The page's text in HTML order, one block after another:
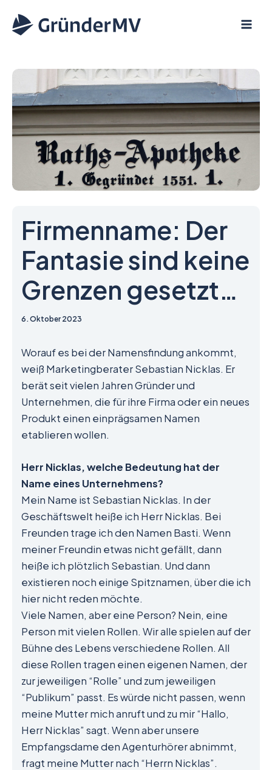
Inhalt
Firmenname: Der
Fantasie sind keine
Grenzen gesetzt…
6. Oktober 2023
Worauf es bei der Namensfindung ankommt,
weiß Marketingberater Sebastian Nicklas. Er
berät seit vielen Jahren Gründer und
Unternehmen, die für ihre Firma oder ein neues
Produkt einen einprägsamen Namen
etablieren wollen.
Herr Nicklas, welche Bedeutung hat der
Name eines Unternehmens?
Mein Name ist Sebastian Nicklas. In der
Geschäftswelt heiße ich Herr Nicklas. Bei
Freunden trage ich den Namen Basti. Wenn
meiner Freundin etwas nicht gefällt, dann
heiße ich plötzlich Sebastian. Und dann
existieren noch einige Spitznamen, über die ich
hier nicht reden möchte.
Viele Namen, aber eine Person? Nein, eine
Person mit vielen Rollen. Wir alle spielen auf der
Bühne des Lebens verschiedene Rollen. All
diese Rollen tragen einen eigenen Namen, der
zur jeweiligen “Rolle” und zum jeweiligen
“Publikum” passt. Es würde nicht passen, wenn
meine Mutter mich anruft und zu mir “Hallo,
Herr Nicklas” sagt. Wenn aber unsere
Empfangsdame den Agenturhörer abnimmt,
fragt meine Mutter nach “Herrn Nicklas”.